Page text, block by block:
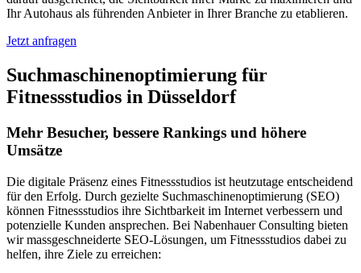
Ihr Autohaus als führenden Anbieter in Ihrer Branche zu etablieren.
Jetzt anfragen
Suchmaschinenoptimierung für
Fitnessstudios in Düsseldorf
Mehr Besucher, bessere Rankings und höhere
Umsätze
Die digitale Präsenz eines Fitnessstudios ist heutzutage entscheidend
für den Erfolg. Durch gezielte Suchmaschinenoptimierung (SEO)
können Fitnessstudios ihre Sichtbarkeit im Internet verbessern und
potenzielle Kunden ansprechen. Bei Nabenhauer Consulting bieten
wir massgeschneiderte SEO-Lösungen, um Fitnessstudios dabei zu
helfen, ihre Ziele zu erreichen: